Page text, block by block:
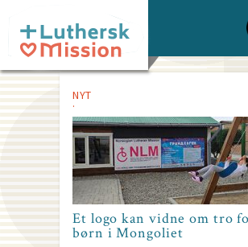
main
content
NYT
Et logo kan vidne om tro
børn i Mongoliet